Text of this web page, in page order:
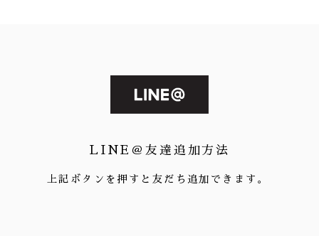
LINE＠友達追加方法
上記ボタンを押すと友だち追加できます。